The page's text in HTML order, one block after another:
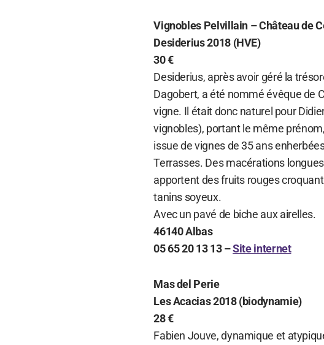
Vignobles Pelvillain – Château de
Desiderius 2018 (HVE)
30 €
Desiderius, après avoir géré la
Dagobert, a été nommé évêque de
vigne. Il était donc naturel pour
vignobles), portant le même
issue de vignes de 35 ans
Terrasses. Des macérations
apportent des fruits rouges
tanins soyeux.
Avec un pavé de biche aux airelles.
46140 Albas
05 65 20 13 13 –Site internet
Mas del Perie
Les Acacias 2018 (biodynamie)
28 €
Fabien Jouve, dynamique et